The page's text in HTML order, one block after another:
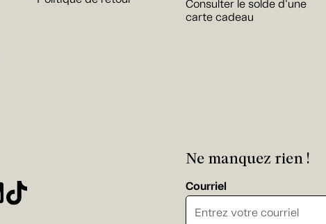
Consulter le solde d'une
carte cadeau
Ne manquez rien !
Courriel